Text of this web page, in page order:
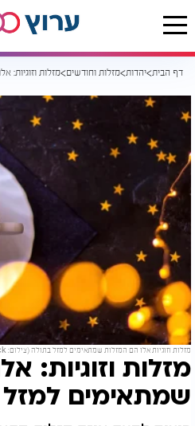
דף הבית יהדות מזלות וחודשים
מזלות וזוגיות אלו הם המזלות שמתאימים למזל בתולה (צילום: ANTON URICH/shutterstock)
מזלות וזוגיות:
שמתאימים